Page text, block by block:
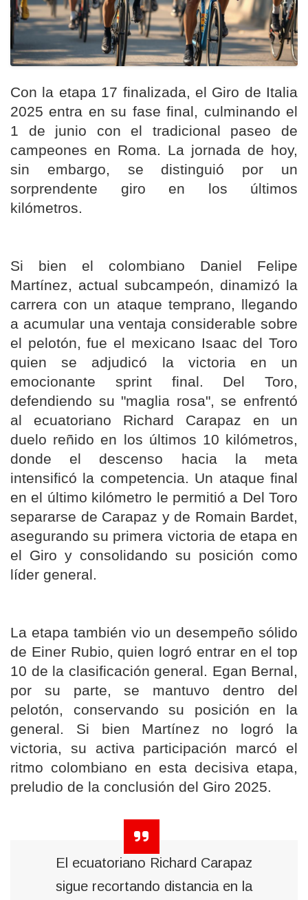
Con la etapa 17 finalizada, el Giro de Italia
2025 entra en su fase final, culminando el
1 de junio con el tradicional paseo de
campeones en Roma. La jornada de hoy,
sin embargo, se distinguió por un
sorprendente giro en los últimos
kilómetros.
Si bien el colombiano Daniel Felipe
Martínez, actual subcampeón, dinamizó la
carrera con un ataque temprano, llegando
a acumular una ventaja considerable sobre
el pelotón, fue el mexicano Isaac del Toro
quien se adjudicó la victoria en un
emocionante sprint final. Del Toro,
defendiendo su "maglia rosa", se enfrentó
al ecuatoriano Richard Carapaz en un
duelo reñido en los últimos 10 kilómetros,
donde el descenso hacia la meta
intensificó la competencia. Un ataque final
en el último kilómetro le permitió a Del Toro
separarse de Carapaz y de Romain Bardet,
asegurando su primera victoria de etapa en
el Giro y consolidando su posición como
líder general.
La etapa también vio un desempeño sólido
de Einer Rubio, quien logró entrar en el top
10 de la clasificación general. Egan Bernal,
por su parte, se mantuvo dentro del
pelotón, conservando su posición en la
general. Si bien Martínez no logró la
victoria, su activa participación marcó el
ritmo colombiano en esta decisiva etapa,
preludio de la conclusión del Giro 2025.
El ecuatoriano Richard Carapaz
sigue recortando distancia en la